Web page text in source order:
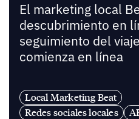
El marketing local
descubrimiento en
seguimiento del
comienza en línea
Local Marketing Beat
Redes sociales locales